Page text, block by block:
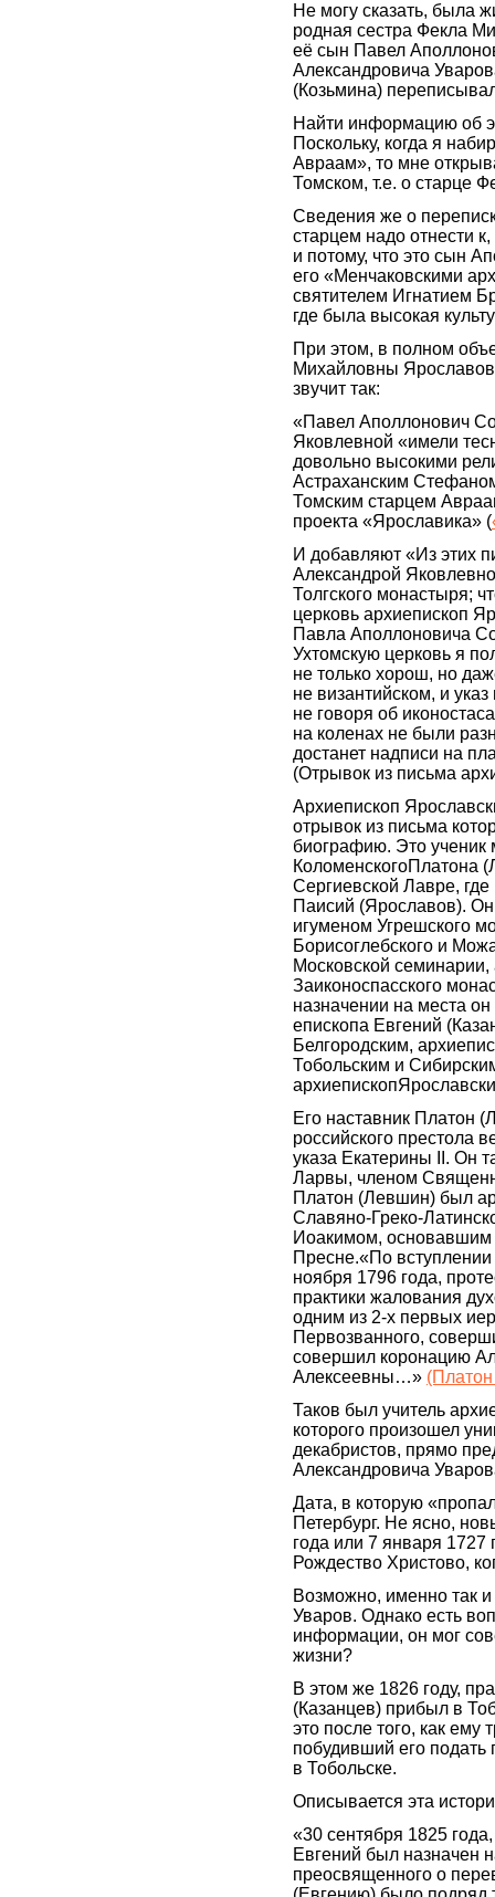
Не могу сказать, была
родная сестра Фекла
её сын Павел
Александровича
(Козьмина)
Найти информацию об
Поскольку, когда я
Авраам», то мне
Томском, т.е. о старце
Сведения же о
старцем надо отнести
и потому, что это сын
его «Менчаковскими
святителем Игнатием
где была высокая
При этом, в полном
Михайловны
звучит так:
«Павел Аполлонович
Яковлевной «имели
довольно высокими
Астраханским
Томским старцем
проекта «Ярославика» (
И добавляют «Из этих
Александрой
Толгского монастыря;
церковь архиепископ
Павла Аполлоновича
Ухтомскую церковь я
не только хорош, но
не византийском, и
не говоря об
на коленах не были
достанет надписи на
(Отрывок из письма
Архиепископ
отрывок из письма
биографию. Это ученик
КоломенскогоПлатона
Сергиевской Лавре,
Паисий (Ярославов).
игуменом Угрешского
Борисоглебского и
Московской
Заиконоспасского
назначении на места
епископа Евгений
Белгородским,
Тобольским и
Его наставник Платон
российского престола
указа Екатерины II. Он
Ларвы, членом
Платон (Левшин) был
Славяно-Греко-
Иоакимом, основавшим
Пресне.«По
ноября 1796 года,
практики жалования
одним из 2-х первых
Первозванного,
совершил коронацию
Алексеевны…»
Таков был учитель
которого произошел
декабристов, прямо
Александровича
Дата, в которую
Петербург. Не ясно,
года или 7 января 1727
Рождество Христово,
Возможно, именно так
Уваров. Однако есть
информации, он мог
жизни?
В этом же 1826 году,
(Казанцев) прибыл в
это после того, как
побудивший его
в Тобольске.
Описывается эта
«30 сентября 1825
Евгений был назначен
преосвященного о